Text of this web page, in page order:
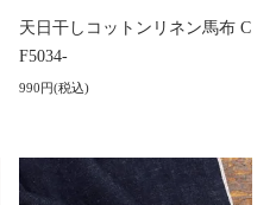
天日干しコットンリネン馬布 C
F5034-
990円(税込)